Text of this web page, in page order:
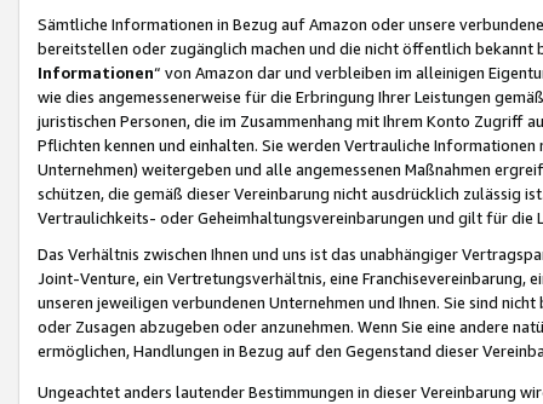
Sämtliche Informationen in Bezug auf Amazon oder unsere
bereitstellen oder zugänglich machen und die nicht öffentlich
Informationen“ von Amazon dar und verbleiben im alleinigen
wie dies angemessenerweise für die Erbringung Ihrer Leistungen
juristischen Personen, die im Zusammenhang mit Ihrem Konto
Pflichten kennen und einhalten. Sie werden Vertrauliche
Unternehmen) weitergeben und alle angemessenen Maßnahmen
schützen, die gemäß dieser Vereinbarung nicht ausdrücklich zulässig
Vertraulichkeits- oder Geheimhaltungsvereinbarungen und gilt für die
Das Verhältnis zwischen Ihnen und uns ist das unabhängiger
Joint-Venture, ein Vertretungsverhältnis, eine Franchisevereinbarung,
unseren jeweiligen verbundenen Unternehmen und Ihnen. Sie sind
oder Zusagen abzugeben oder anzunehmen. Wenn Sie eine andere
ermöglichen, Handlungen in Bezug auf den Gegenstand dieser
Ungeachtet anders lautender Bestimmungen in dieser Vereinbarung